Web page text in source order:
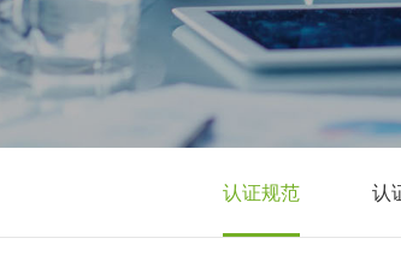
认证规范 认